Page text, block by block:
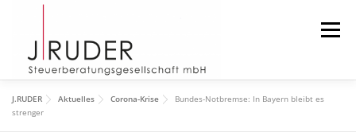
springen
Menü
START
J.RUDER Aktuelles Corona-Krise
Bundes-Notbremse: In Bayern bleibt es
strenger